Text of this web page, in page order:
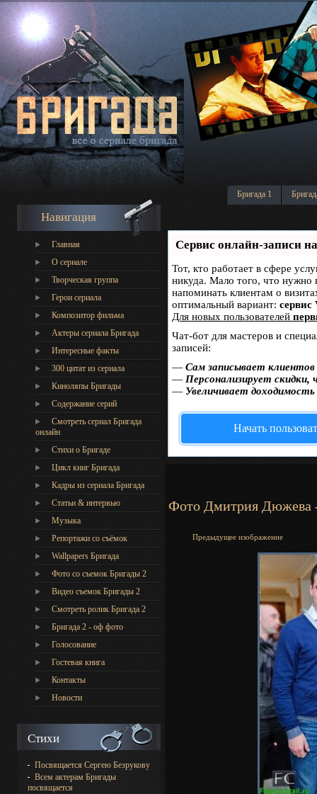
Бригада 1
Навигация
Главная
О сериале
Творческая группа
Герои сериала
Композитор фильма
Актеры сериала Бригада
Интересные факты
300 цитат из сериала
Киноляпы Бригады
Содержание серий
Смотреть сериал Бригада
онлайн
Стихи о Бригаде
Цикл книг Бригада
Кадры из сериала Бригада
Статьи & интервью
Музыка
Репортажи со съёмок
Wallpapers Бригада
Фото со съемок Бригады 2
Видео съемок Бригады 2
Cмотреть ролик Бригада 2
Бригада 2 - оф фото
Голосование
Гостевая книга
Контакты
Новости
Стихи
Посвящается Сергею Безрукову
Всем актерам Бригады
посвящается
Сервис онлайн-записи
Тот, кто работает в сфере
никуда. Мало того, что нужно
напоминать клиентам о
оптимальный вариант: сервис
Для новых пользователей
Чат-бот для мастеров и
записей:
— Сам записывает
— Персонализирует скидки,
— Увеличивает
Начать
Фото Дмитрия Дюжева
Предыдущее изображение